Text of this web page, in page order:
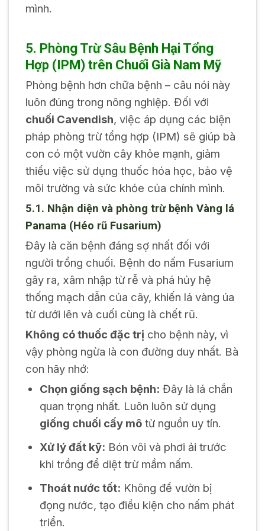
mình.
5. Phòng Trừ Sâu Bệnh Hại Tổng
Hợp (IPM) trên Chuối Già Nam Mỹ
Phòng bệnh hơn chữa bệnh – câu nói này
luôn đúng trong nông nghiệp. Đối với
chuối Cavendish, việc áp dụng các biện
pháp phòng trừ tổng hợp (IPM) sẽ giúp bà
con có một vườn cây khỏe mạnh, giảm
thiểu việc sử dụng thuốc hóa học, bảo vệ
môi trường và sức khỏe của chính mình.
5.1. Nhận diện và phòng trừ bệnh Vàng lá
Panama (Héo rũ Fusarium)
Đây là căn bệnh đáng sợ nhất đối với
người trồng chuối. Bệnh do nấm Fusarium
gây ra, xâm nhập từ rễ và phá hủy hệ
thống mạch dẫn của cây, khiến lá vàng úa
từ dưới lên và cuối cùng là chết rũ.
Không có thuốc đặc trị cho bệnh này, vì
vậy phòng ngừa là con đường duy nhất. Bà
con hãy nhớ:
Chọn giống sạch bệnh: Đây là lá chắn
quan trọng nhất. Luôn luôn sử dụng
giống chuối cấy môtừ nguồn uy tín.
Xử lý đất kỹ: Bón vôi và phơi ải trước
khi trồng để diệt trừ mầm nấm.
Thoát nước tốt: Không để vườn bị
đọng nước, tạo điều kiện cho nấm phát
triển.